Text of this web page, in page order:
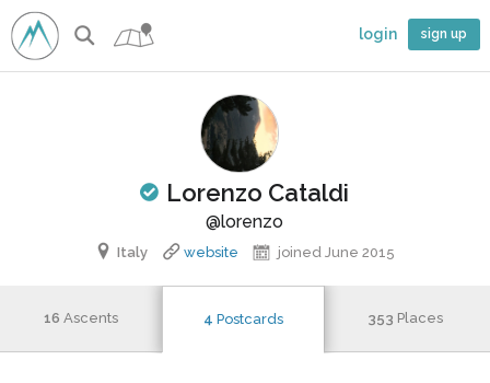
login sign up
Lorenzo Cataldi
@lorenzo
Italy website joined June 2015
16 Ascents 4 Postcards 353 Places